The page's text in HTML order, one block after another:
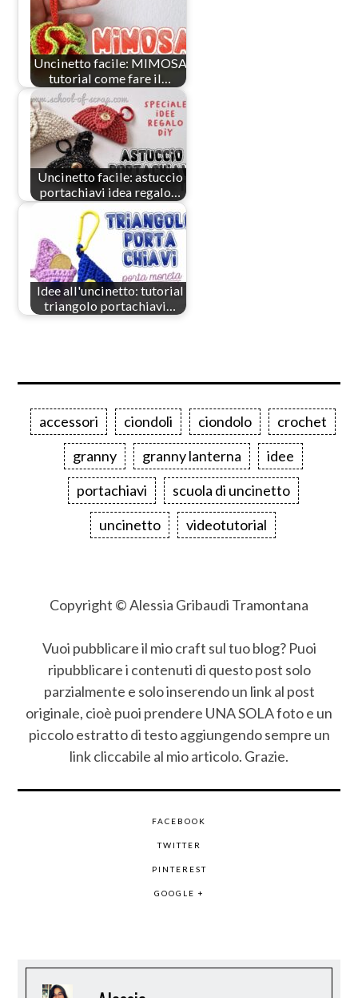
Uncinetto facile: MIMOSA
tutorial come fare il…
Uncinetto facile: astuccio
portachiavi idea regalo…
Idee all'uncinetto: tutorial
triangolo portachiavi…
accessori ciondoli ciondolo
crochet
granny
granny lanterna
idee
portachiavi
scuola di uncinetto
uncinetto
videotutorial
Copyright © Alessia Gribaudi Tramontana
Vuoi pubblicare il mio craft sul tuo blog? Puoi
ripubblicare i contenuti di questo post solo
parzialmente e solo inserendo un link al post
originale, cioè puoi prendere UNA SOLA foto e un
piccolo estratto di testo aggiungendo sempre un
link cliccabile al mio articolo. Grazie.
FACEBOOK
TWITTER
PINTEREST
GOOGLE +